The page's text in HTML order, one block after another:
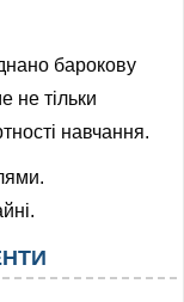
барокову
не тільки
навчання.